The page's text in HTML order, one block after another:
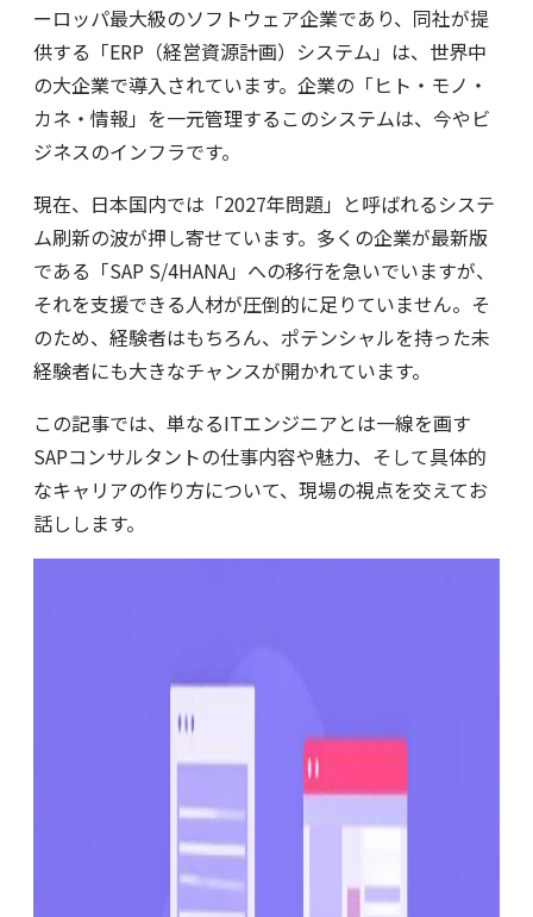
ーロッパ最大級のソフトウェア企業であり、同社が提
供する「ERP（経営資源計画）システム」は、世界中
の大企業で導入されています。企業の「ヒト・モノ・
カネ・情報」を一元管理するこのシステムは、今やビ
ジネスのインフラです。
現在、日本国内では「2027年問題」と呼ばれるシステ
ム刷新の波が押し寄せています。多くの企業が最新版
である「SAP S/4HANA」への移行を急いでいますが、
それを支援できる人材が圧倒的に足りていません。そ
のため、経験者はもちろん、ポテンシャルを持った未
経験者にも大きなチャンスが開かれています。
この記事では、単なるITエンジニアとは一線を画す
SAPコンサルタントの仕事内容や魅力、そして具体的
なキャリアの作り方について、現場の視点を交えてお
話しします。